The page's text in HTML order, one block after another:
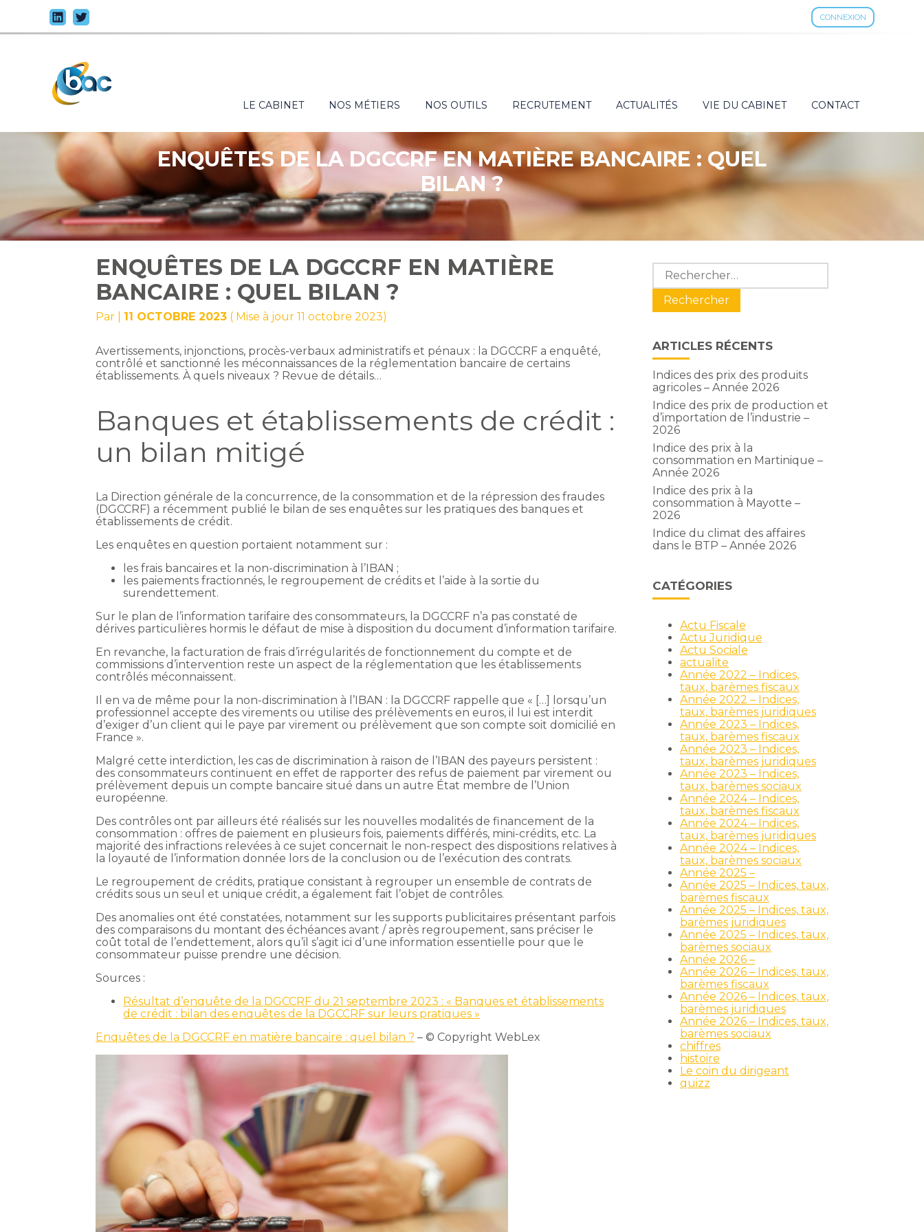
CONNEXION
au
contenu
Principal
LE CABINET NOS MÉTIERS NOS OUTILS RECRUTEMENT ACTUALITÉS VIE DU CABINET CONTACT
ENQUÊTES DE LA DGCCRF EN MATIÈRE BANCAIRE : QUEL
BILAN ?
ENQUÊTES DE LA DGCCRF EN MATIÈRE
BANCAIRE : QUEL BILAN ?
Par 11 OCTOBRE 2023 ( Mise à jour 11 octobre 2023)
Avertissements, injonctions, procès-verbaux administratifs et pénaux : la DGCCRF a enquêté,
contrôlé et sanctionné les méconnaissances de la réglementation bancaire de certains
établissements. À quels niveaux ? Revue de détails…
Banques et établissements de crédit :
un bilan mitigé
La Direction générale de la concurrence, de la consommation et de la répression des fraudes
(DGCCRF) a récemment publié le bilan de ses enquêtes sur les pratiques des banques et
établissements de crédit.
Les enquêtes en question portaient notamment sur :
les frais bancaires et la non-discrimination à l’IBAN ;
les paiements fractionnés, le regroupement de crédits et l’aide à la sortie du
surendettement.
Sur le plan de l’information tarifaire des consommateurs, la DGCCRF n’a pas constaté de
dérives particulières hormis le défaut de mise à disposition du document d’information tarifaire.
En revanche, la facturation de frais d’irrégularités de fonctionnement du compte et de
commissions d’intervention reste un aspect de la réglementation que les établissements
contrôlés méconnaissent.
Il en va de même pour la non-discrimination à l’IBAN : la DGCCRF rappelle que « […] lorsqu’un
professionnel accepte des virements ou utilise des prélèvements en euros, il lui est interdit
d’exiger d’un client qui le paye par virement ou prélèvement que son compte soit domicilié en
France ».
Malgré cette interdiction, les cas de discrimination à raison de l’IBAN des payeurs persistent :
des consommateurs continuent en effet de rapporter des refus de paiement par virement ou
prélèvement depuis un compte bancaire situé dans un autre État membre de l’Union
européenne.
Des contrôles ont par ailleurs été réalisés sur les nouvelles modalités de financement de la
consommation : offres de paiement en plusieurs fois, paiements différés, mini-crédits, etc. La
majorité des infractions relevées à ce sujet concernait le non-respect des dispositions relatives à
la loyauté de l’information donnée lors de la conclusion ou de l’exécution des contrats.
Le regroupement de crédits, pratique consistant à regrouper un ensemble de contrats de
crédits sous un seul et unique crédit, a également fait l’objet de contrôles.
Des anomalies ont été constatées, notamment sur les supports publicitaires présentant parfois
des comparaisons du montant des échéances avant / après regroupement, sans préciser le
coût total de l’endettement, alors qu’il s’agit ici d’une information essentielle pour que le
consommateur puisse prendre une décision.
Sources :
Résultat d’enquête de la DGCCRF du 21 septembre 2023 : « Banques et établissements
de crédit : bilan des enquêtes de la DGCCRF sur leurs pratiques »
Enquêtes de la DGCCRF en matière bancaire : quel bilan ? – © Copyright WebLex
Blog
sidebar
Rechercher :
ARTICLES RÉCENTS
Indices des prix des produits
agricoles – Année 2026
Indice des prix de production et
d’importation de l’industrie –
2026
Indice des prix à la
consommation en Martinique –
Année 2026
Indice des prix à la
consommation à Mayotte –
2026
Indice du climat des affaires
dans le BTP – Année 2026
CATÉGORIES
Actu Fiscale
Actu Juridique
Actu Sociale
actualite
Année 2022 – Indices,
taux, barèmes fiscaux
Année 2022 – Indices,
taux, barèmes juridiques
Année 2023 – Indices,
taux, barèmes fiscaux
Année 2023 – Indices,
taux, barèmes juridiques
Année 2023 – Indices,
taux, barèmes sociaux
Année 2024 – Indices,
taux, barèmes fiscaux
Année 2024 – Indices,
taux, barèmes juridiques
Année 2024 – Indices,
taux, barèmes sociaux
Année 2025 –
Année 2025 – Indices, taux,
barèmes fiscaux
Année 2025 – Indices, taux,
barèmes juridiques
Année 2025 – Indices, taux,
barèmes sociaux
Année 2026 –
Année 2026 – Indices, taux,
barèmes fiscaux
Année 2026 – Indices, taux,
barèmes juridiques
Année 2026 – Indices, taux,
barèmes sociaux
chiffres
histoire
Le coin du dirigeant
quizz